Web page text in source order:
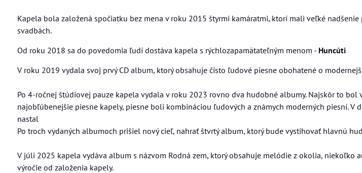
Kapela bola založená spočiatku bez mena v roku 2015 štyrmi kamáratmi, ktorí mali veľké
svadbách.
Od roku 2018 sa do povedomia ľudí dostáva kapela s rýchlozapamätateľným menom - Huncúti
V roku 2019 vydala svoj prvý CD album, ktorý obsahuje čisto ľudové piesne obohatené o
Po 4-ročnej štúdiovej pauze kapela vydala v roku 2023 rovno dva hudobné albumy. Najskôr to
najobľúbenejšie piesne kapely, piesne boli kombináciou ľudových a známych moderných piesní.
nastal
Po troch vydaných albumoch prišiel nový cieľ, nahrať štvrtý album, ktorý bude vystihovať hlavnú
V júli 2025 kapela vydáva album s názvom Rodná zem, ktorý obsahuje melódie z okolia, niekoľko
výročie od založenia kapely.